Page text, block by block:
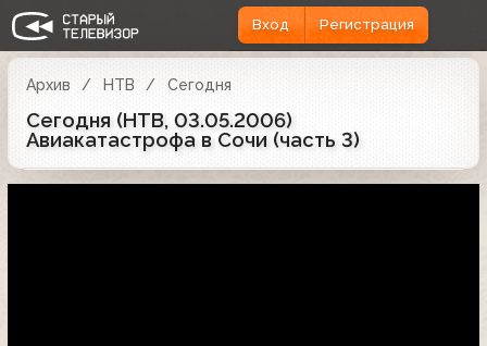
Вход Регистрация
Архив НТВ Сегодня
Сегодня (НТВ, 03.05.2006)
Авиакатастрофа в Сочи (часть 3)